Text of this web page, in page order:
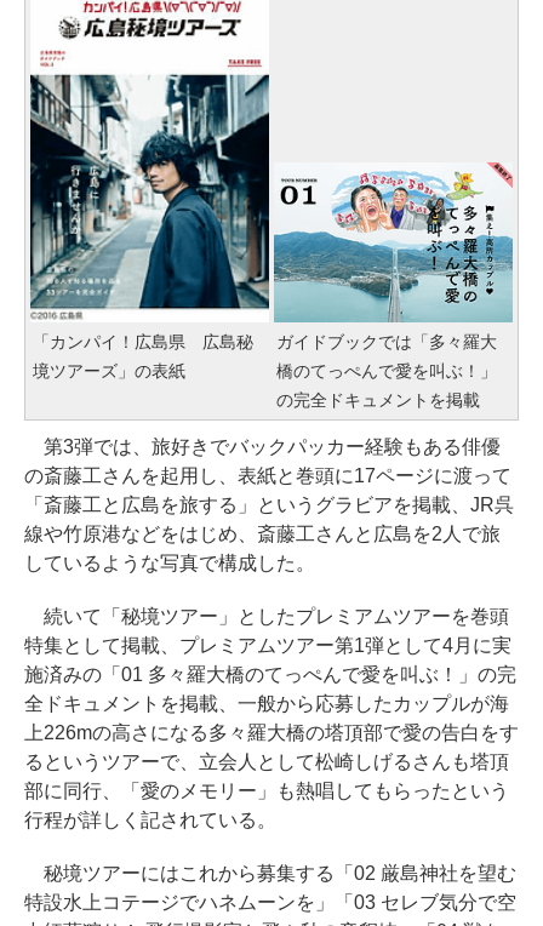
「カンパイ！広島県 広島秘
境ツアーズ」の表紙
ガイドブックでは「多々羅大
橋のてっぺんで愛を叫ぶ！」
の完全ドキュメントを掲載
第3弾では、旅好きでバックパッカー経験もある俳優
の斎藤工さんを起用し、表紙と巻頭に17ページに渡って
「斎藤工と広島を旅する」というグラビアを掲載、JR呉
線や竹原港などをはじめ、斎藤工さんと広島を2人で旅
しているような写真で構成した。
続いて「秘境ツアー」としたプレミアムツアーを巻頭
特集として掲載、プレミアムツアー第1弾として4月に実
施済みの「01 多々羅大橋のてっぺんで愛を叫ぶ！」の完
全ドキュメントを掲載、一般から応募したカップルが海
上226mの高さになる多々羅大橋の塔頂部で愛の告白をす
るというツアーで、立会人として松崎しげるさんも塔頂
部に同行、「愛のメモリー」も熱唱してもらったという
行程が詳しく記されている。
秘境ツアーにはこれから募集する「02 厳島神社を望む
特設水上コテージでハネムーンを」「03 セレブ気分で空